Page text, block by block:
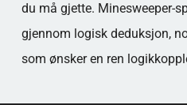
du må gjette. Minesweeper-
gjennom logisk deduksjon,
som ønsker en ren